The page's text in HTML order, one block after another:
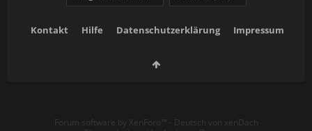
Kontakt Hilfe Datenschutzerklärung Impressum
Forum software by XenForo™ - Deutsch von xenDach